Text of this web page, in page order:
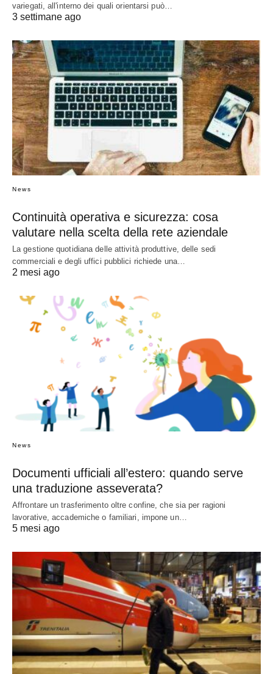
variegati, all'interno dei quali orientarsi può…
3 settimane ago
News
Continuità operativa e sicurezza: cosa
valutare nella scelta della rete aziendale
La gestione quotidiana delle attività produttive, delle sedi
commerciali e degli uffici pubblici richiede una…
2 mesi ago
News
Documenti ufficiali all’estero: quando serve
una traduzione asseverata?
Affrontare un trasferimento oltre confine, che sia per ragioni
lavorative, accademiche o familiari, impone un…
5 mesi ago